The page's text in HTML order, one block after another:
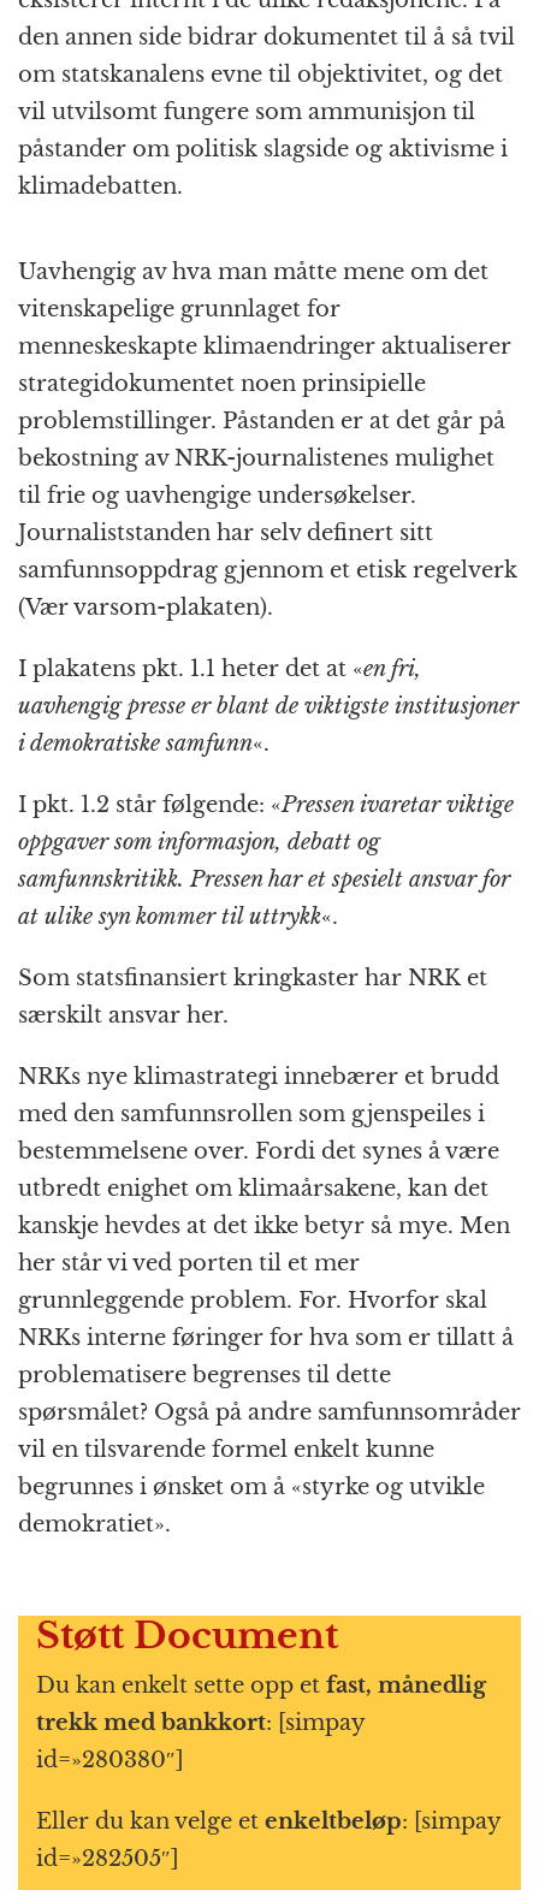
den annen side bidrar dokumentet til å så tvil
om statskanalens evne til objektivitet, og det
vil utvilsomt fungere som ammunisjon til
påstander om politisk slagside og aktivisme i
klimadebatten.
Uavhengig av hva man måtte mene om det
vitenskapelige grunnlaget for
menneskeskapte klimaendringer aktualiserer
strategidokumentet noen prinsipielle
problemstillinger. Påstanden er at det går på
bekostning av NRK-journalistenes mulighet
til frie og uavhengige undersøkelser.
Journaliststanden har selv definert sitt
samfunnsoppdrag gjennom et etisk regelverk
(Vær varsom-plakaten).
I plakatens pkt. 1.1 heter det at «en fri,
uavhengig presse er blant de viktigste institusjoner
i demokratiske samfunn«.
I pkt. 1.2 står følgende: «Pressen ivaretar viktige
oppgaver som informasjon, debatt og
samfunnskritikk. Pressen har et spesielt ansvar for
at ulike syn kommer til uttrykk«.
Som statsfinansiert kringkaster har NRK et
særskilt ansvar her.
NRKs nye klimastrategi innebærer et brudd
med den samfunnsrollen som gjenspeiles i
bestemmelsene over. Fordi det synes å være
utbredt enighet om klimaårsakene, kan det
kanskje hevdes at det ikke betyr så mye. Men
her står vi ved porten til et mer
grunnleggende problem. For. Hvorfor skal
NRKs interne føringer for hva som er tillatt å
problematisere begrenses til dette
spørsmålet? Også på andre samfunnsområder
vil en tilsvarende formel enkelt kunne
begrunnes i ønsket om å «styrke og utvikle
demokratiet».
Støtt Document
Du kan enkelt sette opp et fast, månedlig
trekk med bankkort: [simpay
id=»280380″]
Eller du kan velge et enkeltbeløp: [simpay
id=»282505″]